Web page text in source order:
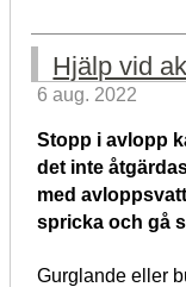
Hjälp vid
6 aug. 2022
Stopp i avlopp
det inte
med
spricka och gå
Gurglande eller